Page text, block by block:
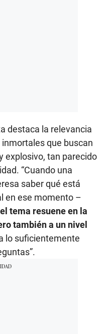
destaca la relevancia
que buscan
explosivo, tan parecido
“Cuando una
saber qué está
en ese momento –
tema resuene en la
también a un nivel
lo suficientemente